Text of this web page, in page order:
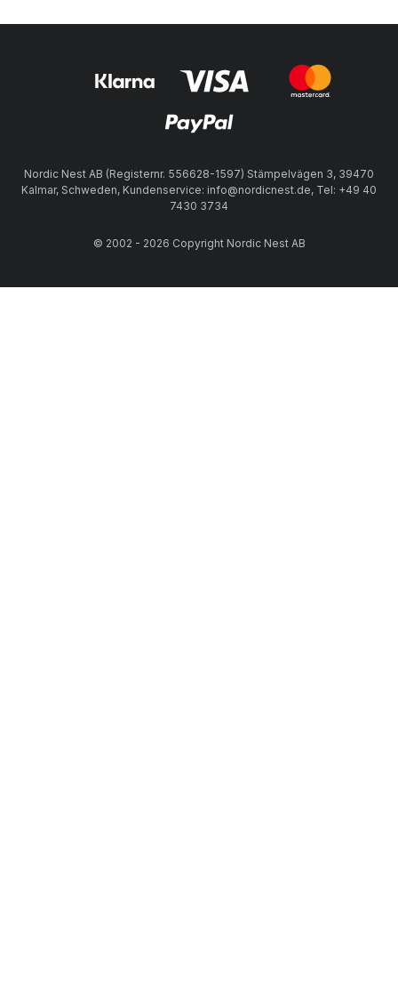
Nordic Nest AB (Registernr. 556628-1597) Stämpelvägen 3, 39470
Kalmar, Schweden, Kundenservice: info@nordicnest.de, Tel: +49 40
7430 3734
© 2002 - 2026 Copyright Nordic Nest AB